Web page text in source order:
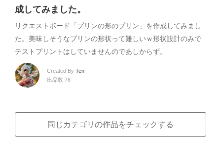
成してみました。
リクエストボード「プリンの形のプリン」を作成してみまし
た。美味しそうなプリンの形状って難しいｗ形状設計のみで
テストプリントはしていませんのであしからず。
Created By Ten
出品数 78
同じカテゴリの作品をチェックする